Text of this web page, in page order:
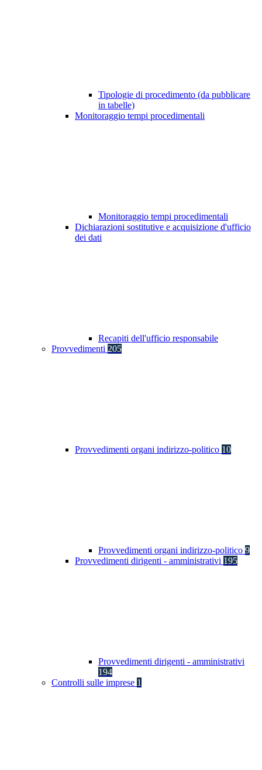
Tipologie di procedimento (da pubblicare
in tabelle)
Monitoraggio tempi procedimentali
Monitoraggio tempi procedimentali
Dichiarazioni sostitutive e acquisizione d'ufficio
dei dati
Recapiti dell'ufficio responsabile
Provvedimenti 205
Provvedimenti organi indirizzo-politico 10
Provvedimenti organi indirizzo-politico 9
Provvedimenti dirigenti - amministrativi 195
Provvedimenti dirigenti - amministrativi
194
Controlli sulle imprese 1